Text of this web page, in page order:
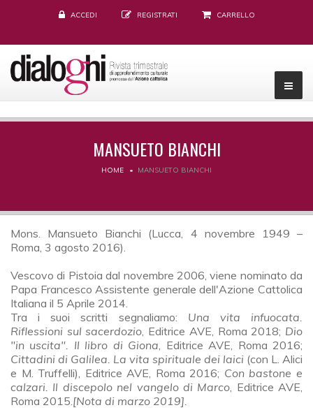
ACCEDI REGISTRATI CARRELLO
MANSUETO BIANCHI
HOME MANSUETO BIANCHI
Mons. Mansueto Bianchi (Lucca, 4 novembre 1949 –
Roma, 3 agosto 2016).
Vescovo di Pistoia dal novembre 2006, viene nominato da
Papa Francesco Assistente generale dell'Azione Cattolica
Italiana il 5 Aprile 2014.
Tra i suoi scritti segnaliamo: Una vita infuocata.
Riflessioni sul sacerdozio, Editrice AVE, Roma 2018; Dio
"in uscita". Il libro di Giona, Editrice AVE, Roma 2016;
Cittadini di Galilea. La vita spirituale dei laici (con L. Alici
e M. Truffelli), Editrice AVE, Roma 2016; Con bastone e
calzari. Il discepolo nel vangelo di Marco, Editrice AVE,
Roma 2015.[Nota di marzo 2019].